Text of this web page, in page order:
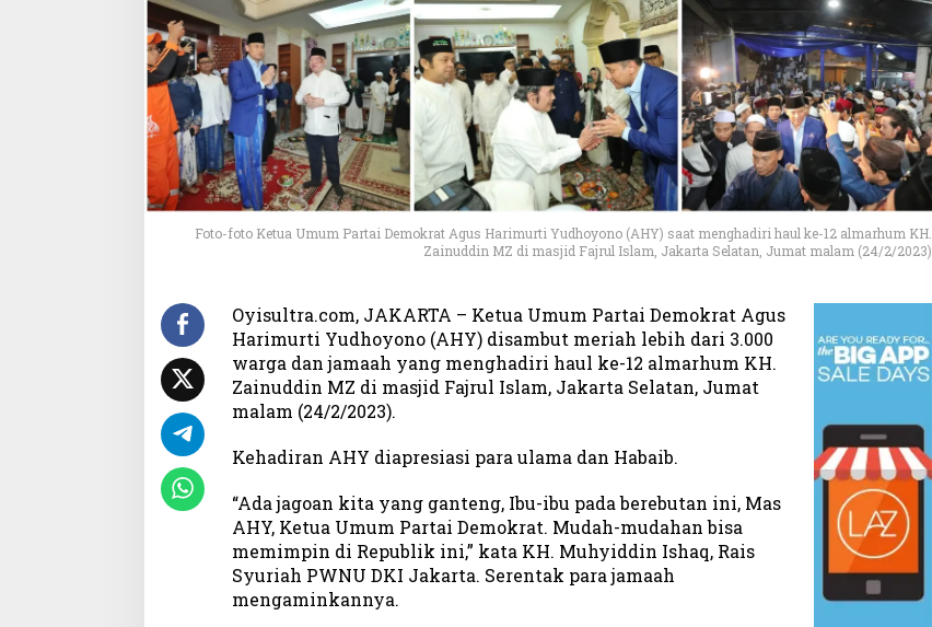
g
a
D
I
,
A
H
Y
M
i
T
r
u
s
a
i
r
k
a
n
Foto-foto Ketua Umum Partai Demokrat Agus Harimurti Yudhoyono (AHY) saat menghadiri haul ke-12 almarhum KH.
Zainuddin MZ di masjid Fajrul Islam, Jakarta Selatan, Jumat malam (24/2/2023)
Oyisultra.com, JAKARTA – Ketua Umum Partai Demokrat Agus
Harimurti Yudhoyono (AHY) disambut meriah lebih dari 3.000
warga dan jamaah yang menghadiri haul ke-12 almarhum KH.
Zainuddin MZ di masjid Fajrul Islam, Jakarta Selatan, Jumat
malam (24/2/2023).
Kehadiran AHY diapresiasi para ulama dan Habaib.
“Ada jagoan kita yang ganteng, Ibu-ibu pada berebutan ini, Mas
AHY, Ketua Umum Partai Demokrat. Mudah-mudahan bisa
memimpin di Republik ini,” kata KH. Muhyiddin Ishaq, Rais
Syuriah PWNU DKI Jakarta. Serentak para jamaah
mengaminkannya.